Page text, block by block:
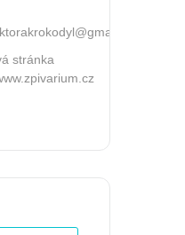
stránka